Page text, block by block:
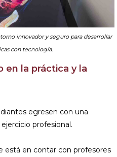
innovador y seguro para desarrollar
con tecnología.
en la práctica y la
egresen con una
profesional.
está en contar con profesores